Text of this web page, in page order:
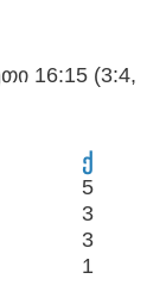
16:15 (3:4,
ქ
5
3
3
1